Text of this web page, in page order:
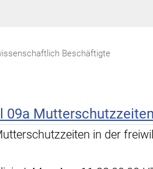
Beschäftigte
09a
in der